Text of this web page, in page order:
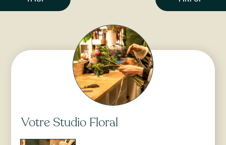
Votre Studio Floral